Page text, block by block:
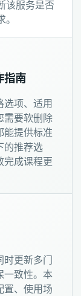
该服务是否
指南
选项、适用
需要软删除
能提供标准
的推荐选
完成课程更
更新多门
一致性。本
置、使用场